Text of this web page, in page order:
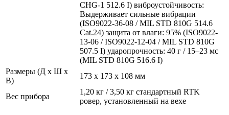
CHG-1 512.6 I) виброустойчивость:
Выдерживает сильные вибрации
(ISO9022-36-08 / MIL STD 810G 514.6
Cat.24) защита от влаги: 95% (ISO9022-
13-06 / ISO9022-12-04 / MIL STD 810G
507.5 I) ударопрочность: 40 г / 15–23 мс
(MIL STD 810G 516.6 I)
Размеры (Д х Ш х
В)
173 x 173 x 108 мм
Вес прибора
1,20 кг / 3,50 кг стандартный RTK
ровер, установленный на вехе